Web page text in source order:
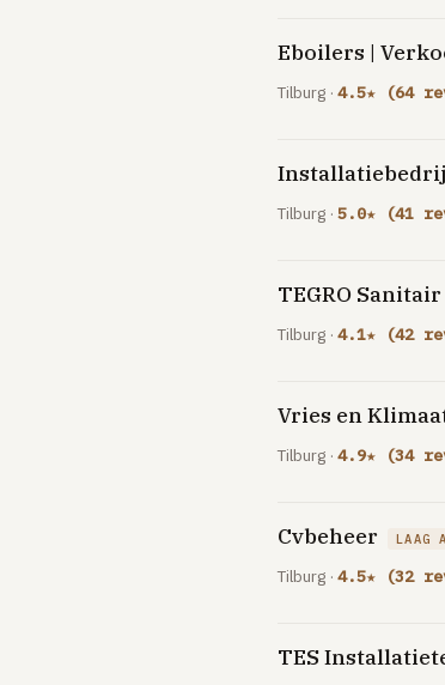
Eboilers |
Tilburg · 4.5★ (64
Tilburg · 5.0★ (41
TEGRO
Tilburg · 4.1★ (42
Vries en
Tilburg · 4.9★ (34
Cvbeheer LAAG A
Tilburg · 4.5★ (32
TES